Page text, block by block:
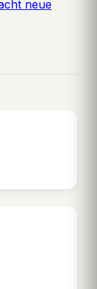
neue